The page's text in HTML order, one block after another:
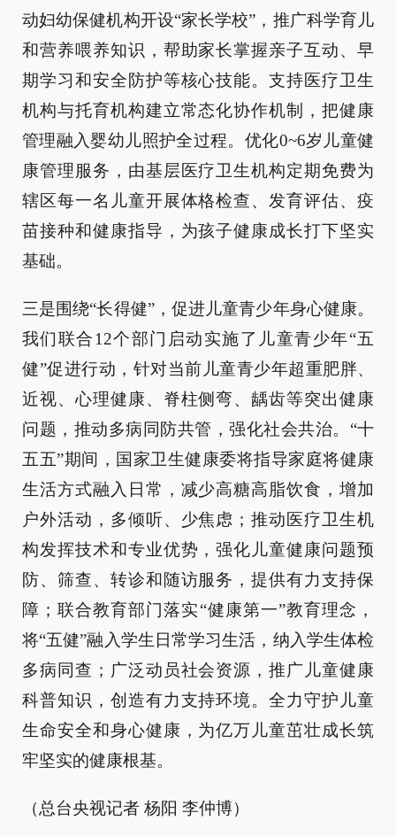
动妇幼保健机构开设“家长学校”，推广科学育儿
和营养喂养知识，帮助家长掌握亲子互动、早
期学习和安全防护等核心技能。支持医疗卫生
机构与托育机构建立常态化协作机制，把健康
管理融入婴幼儿照护全过程。优化0~6岁儿童健
康管理服务，由基层医疗卫生机构定期免费为
辖区每一名儿童开展体格检查、发育评估、疫
苗接种和健康指导，为孩子健康成长打下坚实
基础。
三是围绕“长得健”，促进儿童青少年身心健康。
我们联合12个部门启动实施了儿童青少年“五
健”促进行动，针对当前儿童青少年超重肥胖、
近视、心理健康、脊柱侧弯、龋齿等突出健康
问题，推动多病同防共管，强化社会共治。“十
五五”期间，国家卫生健康委将指导家庭将健康
生活方式融入日常，减少高糖高脂饮食，增加
户外活动，多倾听、少焦虑；推动医疗卫生机
构发挥技术和专业优势，强化儿童健康问题预
防、筛查、转诊和随访服务，提供有力支持保
障；联合教育部门落实“健康第一”教育理念，
将“五健”融入学生日常学习生活，纳入学生体检
多病同查；广泛动员社会资源，推广儿童健康
科普知识，创造有力支持环境。全力守护儿童
生命安全和身心健康，为亿万儿童茁壮成长筑
牢坚实的健康根基。
（总台央视记者 杨阳 李仲博）